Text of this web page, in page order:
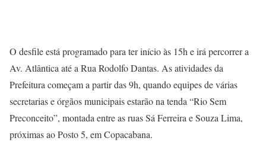
O desfile está programado para ter início às 15h e irá percorrer a
Av. Atlântica até a Rua Rodolfo Dantas. As atividades da
Prefeitura começam a partir das 9h, quando equipes de várias
secretarias e órgãos municipais estarão na tenda “Rio Sem
Preconceito”, montada entre as ruas Sá Ferreira e Souza Lima,
próximas ao Posto 5, em Copacabana.